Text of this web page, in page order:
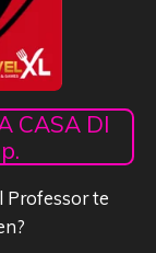
CASA DI
Professor te